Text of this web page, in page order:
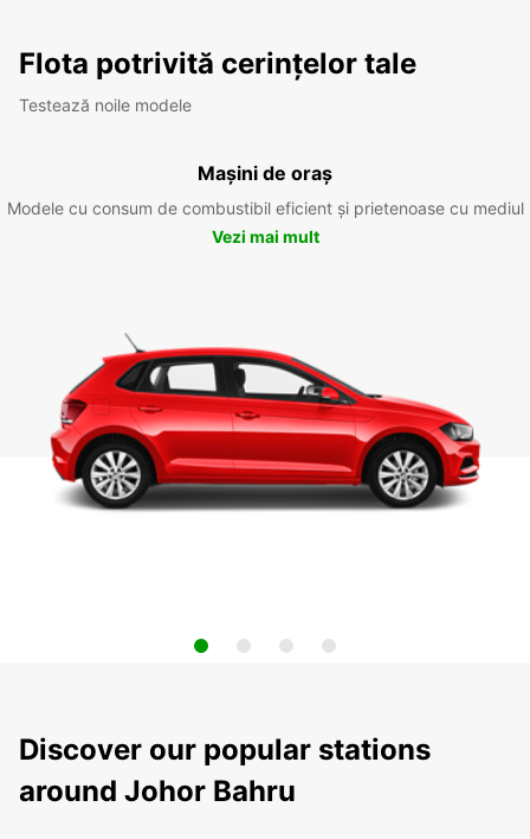
Flota potrivită cerințelor tale
Testează noile modele
Mașini de oraș
Modele cu consum de combustibil eficient și prietenoase cu mediul
Vezi mai mult
Discover our popular stations
around Johor Bahru